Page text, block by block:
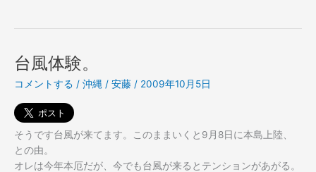
滅
危
惧
種」
に
つ
い
て。
台風体験。
コメントする / 沖縄 / 安藤 / 2009年10月5日
そうです台風が来てます。このままいくと9月8日に本島上陸、
との由。
オレは今年本厄だが、今でも台風が来るとテンションがあがる。